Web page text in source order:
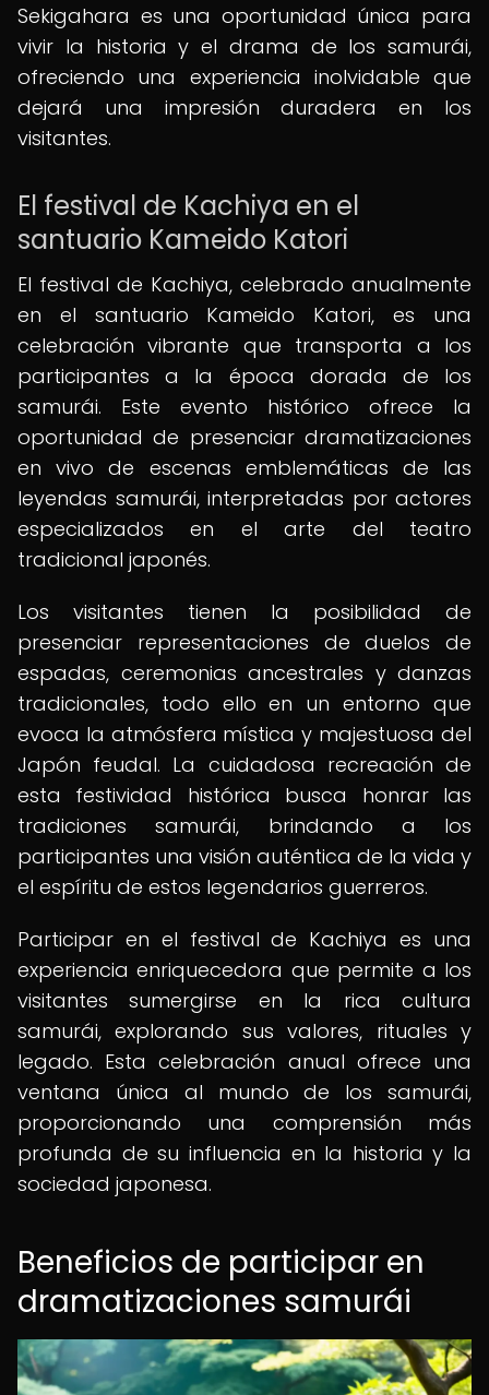
Sekigahara es una oportunidad única para
vivir la historia y el drama de los samurái,
ofreciendo una experiencia inolvidable que
dejará una impresión duradera en los
visitantes.
El festival de Kachiya en el
santuario Kameido Katori
El festival de Kachiya, celebrado anualmente
en el santuario Kameido Katori, es una
celebración vibrante que transporta a los
participantes a la época dorada de los
samurái. Este evento histórico ofrece la
oportunidad de presenciar dramatizaciones
en vivo de escenas emblemáticas de las
leyendas samurái, interpretadas por actores
especializados en el arte del teatro
tradicional japonés.
Los visitantes tienen la posibilidad de
presenciar representaciones de duelos de
espadas, ceremonias ancestrales y danzas
tradicionales, todo ello en un entorno que
evoca la atmósfera mística y majestuosa del
Japón feudal. La cuidadosa recreación de
esta festividad histórica busca honrar las
tradiciones samurái, brindando a los
participantes una visión auténtica de la vida y
el espíritu de estos legendarios guerreros.
Participar en el festival de Kachiya es una
experiencia enriquecedora que permite a los
visitantes sumergirse en la rica cultura
samurái, explorando sus valores, rituales y
legado. Esta celebración anual ofrece una
ventana única al mundo de los samurái,
proporcionando una comprensión más
profunda de su influencia en la historia y la
sociedad japonesa.
Beneficios de participar en
dramatizaciones samurái